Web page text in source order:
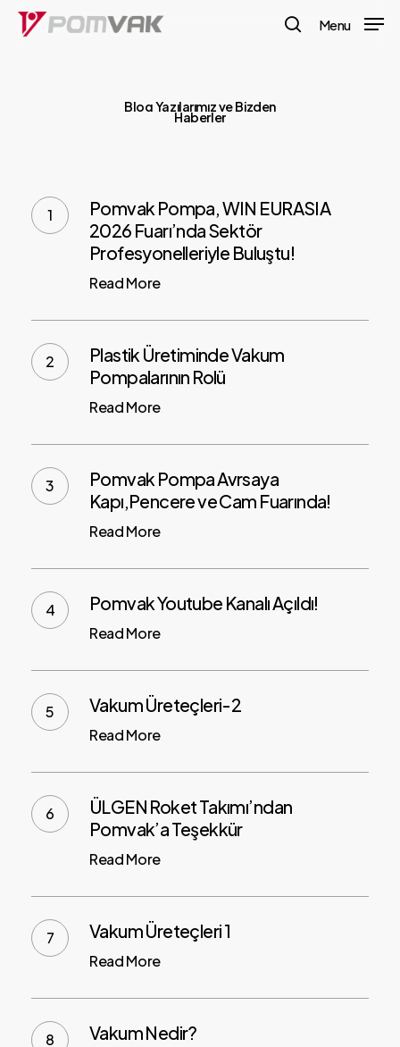
Skip
Menu
BlogYazılarımızveBizden
Haberler
Pomvak Pompa, WIN EURASIA
2026 Fuarı’nda Sektör
Profesyonelleriyle Buluştu!
Read More
Plastik Üretiminde Vakum
Pompalarının Rolü
Read More
Pomvak Pompa Avrsaya
Kapı,Pencere ve Cam Fuarında!
Read More
Pomvak Youtube Kanalı Açıldı!
Read More
Vakum Üreteçleri-2
Read More
ÜLGEN Roket Takımı’ndan
Pomvak’a Teşekkür
Read More
Vakum Üreteçleri 1
Read More
Vakum Nedir?